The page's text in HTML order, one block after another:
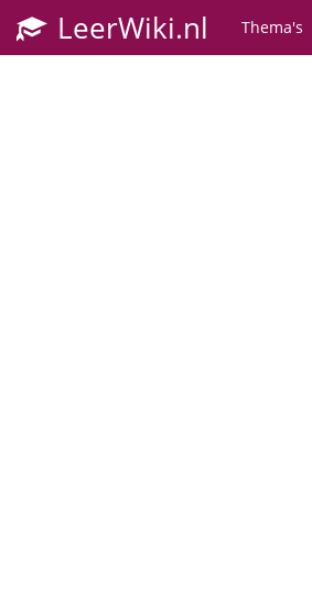
LeerWiki.nl Thema's